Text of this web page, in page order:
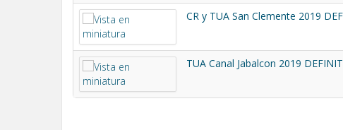
CR y TUA San Clemente 2019
TUA Canal Jabalcon 2019